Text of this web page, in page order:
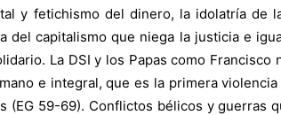
y fetichismo del dinero, la idolatría
del capitalismo que niega la justicia e
La DSI y los Papas como
e integral, que es la primera
(EG 59-69). Conflictos bélicos y guerras